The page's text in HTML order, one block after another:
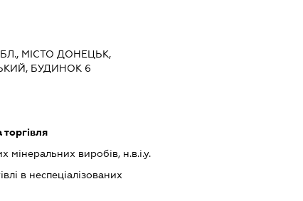
МІСТО ДОНЕЦЬК,
БУДИНОК 6
виробів, н.в.і.у.
в неспеціалізованих